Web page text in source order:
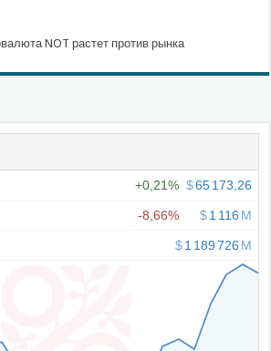
NOT растет против рынка